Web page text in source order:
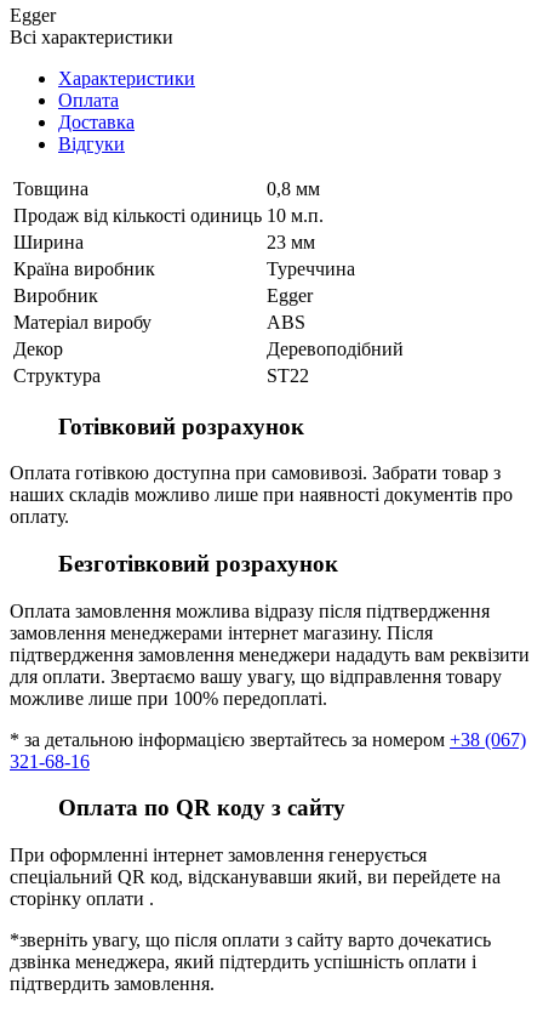
Egger
Всі характеристики
Характеристики
Оплата
Доставка
Відгуки
Товщина
0,8 мм
Продаж від кількості одиниць 10 м.п.
Ширина
23 мм
Країна виробник
Туреччина
Виробник
Egger
Матеріал виробу
ABS
Декор
Деревоподібний
Структура
ST22
Готівковий розрахунок
Оплата готівкою доступна при самовивозі. Забрати товар з
наших складів можливо лише при наявності документів про
оплату.
Безготівковий розрахунок
Оплата замовлення можлива відразу після підтвердження
замовлення менеджерами інтернет магазину. Після
підтвердження замовлення менеджери нададуть вам реквізити
для оплати. Звертаємо вашу увагу, що відправлення товару
можливе лише при 100% передоплаті.
* за детальною інформацією звертайтесь за номером +38 (067)
321-68-16
Оплата по QR коду з сайту
При оформленні інтернет замовлення генерується
спеціальний QR код, відсканувавши який, ви перейдете на
сторінку оплати .
*зверніть увагу, що після оплати з сайту варто дочекатись
дзвінка менеджера, який підтердить успішність оплати і
підтвердить замовлення.